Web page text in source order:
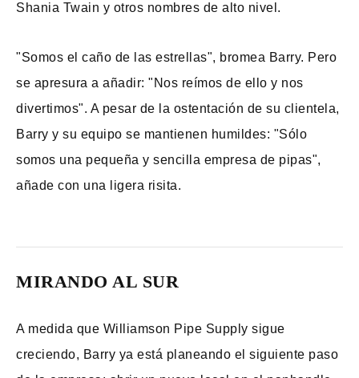
Shania Twain y otros nombres de alto nivel.
"Somos el caño de las estrellas", bromea Barry. Pero
se apresura a añadir: "Nos reímos de ello y nos
divertimos". A pesar de la ostentación de su clientela,
Barry y su equipo se mantienen humildes: "Sólo
somos una pequeña y sencilla empresa de pipas",
añade con una ligera risita.
MIRANDO AL SUR
A medida que Williamson Pipe Supply sigue
creciendo, Barry ya está planeando el siguiente paso